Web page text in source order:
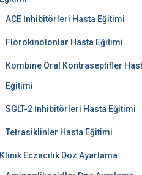
ACE İnhibitörleri Hasta Eğitimi
Florokinolonlar Hasta Eğitimi
Kombine Oral Kontraseptifler
Eğitimi
SGLT-2 İnhibitörleri Hasta Eğitimi
Tetrasiklinler Hasta Eğitimi
Klinik Eczacılık Doz Ayarlama